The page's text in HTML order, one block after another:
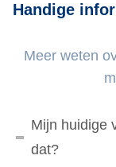
Handige
Meer weten
Mijn huidige
dat?